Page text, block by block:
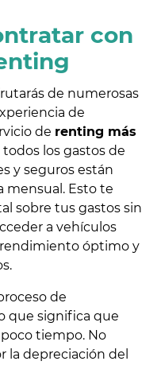
con
de numerosas
de
de renting más
todos los gastos de
y seguros están
mensual. Esto te
sobre tus gastos sin
a vehículos
óptimo y
de
que significa que
tiempo. No
la depreciación del